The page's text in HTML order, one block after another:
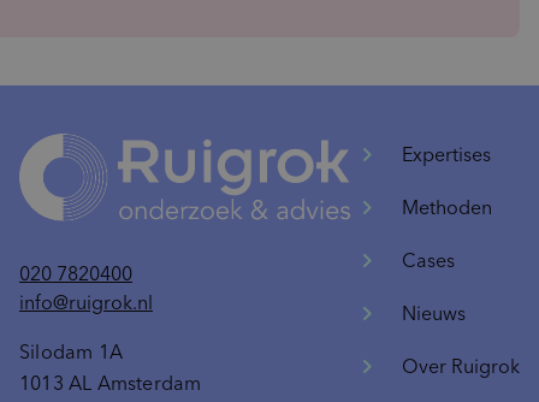
020 7820400
info@ruigrok.nl
Silodam 1A
1013 AL Amsterdam
Expertises
Methoden
Cases
Nieuws
Over Ruigrok